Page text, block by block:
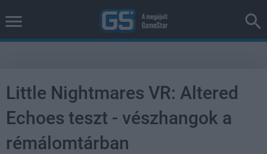
Little Nightmares VR: Altered
Echoes teszt - vészhangok a
rémálomtárban